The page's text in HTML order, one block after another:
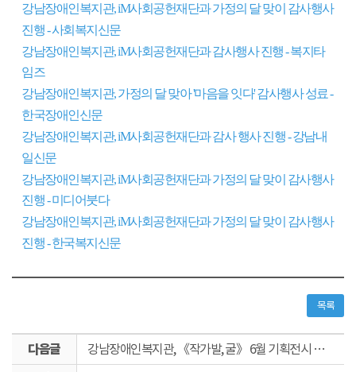
강남장애인복지관, iM사회공헌재단과 가정의 달 맞이 감사행사
진행 - 사회복지신문
강남장애인복지관, iM사회공헌재단과 감사행사 진행 - 복지타
임즈
강남장애인복지관, 가정의 달 맞아 '마음을 잇다' 감사행사 성료 -
한국장애인신문
강남장애인복지관, iM사회공헌재단과 감사 행사 진행 - 강남내
일신문
강남장애인복지관, iM사회공헌재단과 가정의 달 맞이 감사행사
진행 - 미디어붓다
강남장애인복지관, iM사회공헌재단과 가정의 달 맞이 감사행사
진행 - 한국복지신문
목록
강남장애인복지관, 《작가발, 굴》 6월 기획전시 개최_에이블뉴스 외 8곳